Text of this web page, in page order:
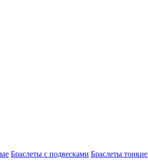
Браслеты с подвесками Браслеты тонкие